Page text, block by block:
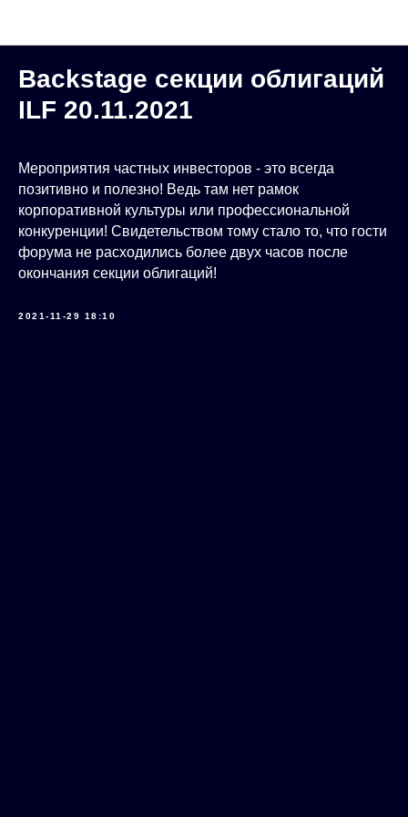
Backstage секции облигаций
ILF 20.11.2021
Мероприятия частных инвесторов - это всегда
позитивно и полезно! Ведь там нет рамок
корпоративной культуры или профессиональной
конкуренции! Свидетельством тому стало то, что гости
форума не расходились более двух часов после
окончания секции облигаций!
2021-11-29 18:10